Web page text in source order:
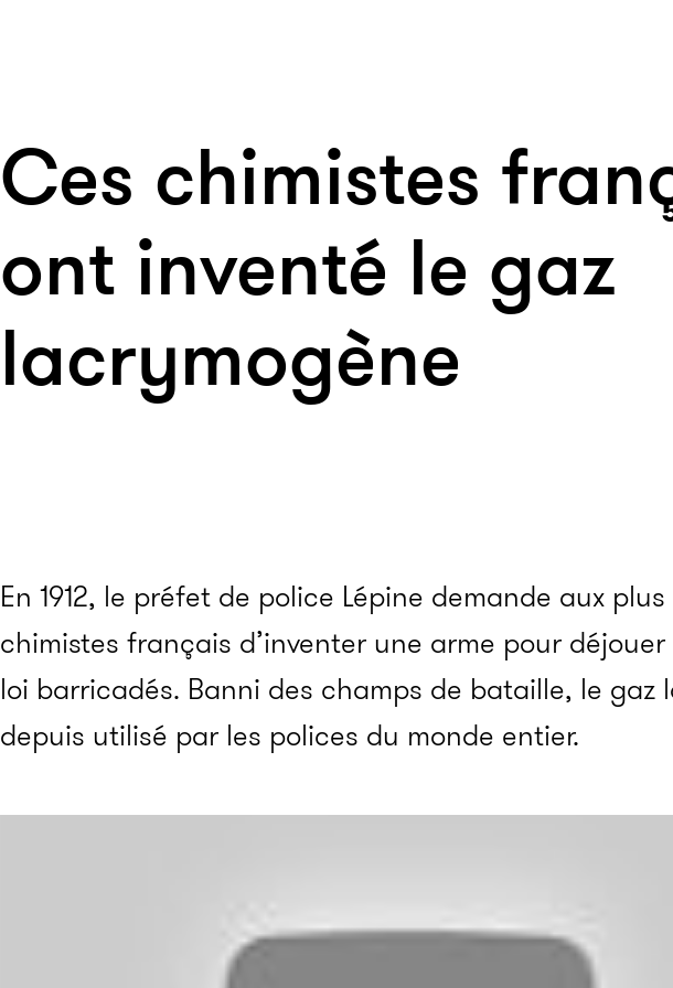
Ces chimistes
ont inventé le gaz
lacrymogène
En 1912, le préfet de police Lépine demande aux
chimistes français d’inventer une arme pour
loi barricadés. Banni des champs de bataille, le gaz
depuis utilisé par les polices du monde entier.